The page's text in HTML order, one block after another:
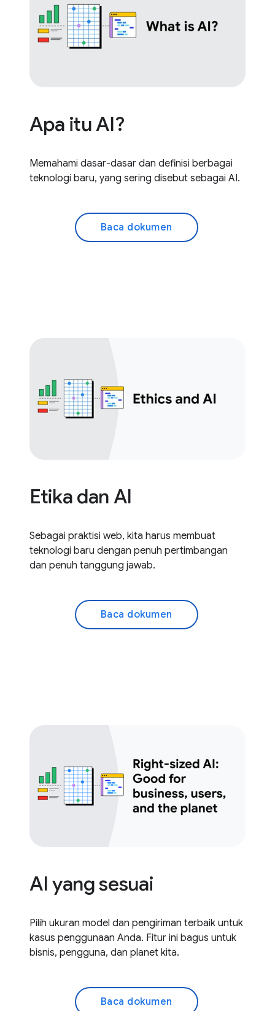
Apa itu AI?
Memahami dasar-dasar dan definisi berbagai
teknologi baru, yang sering disebut sebagai AI.
Baca dokumen
Etika dan AI
Sebagai praktisi web, kita harus membuat
teknologi baru dengan penuh pertimbangan
dan penuh tanggung jawab.
Baca dokumen
AI yang sesuai
Pilih ukuran model dan pengiriman terbaik untuk
kasus penggunaan Anda. Fitur ini bagus untuk
bisnis, pengguna, dan planet kita.
Baca dokumen